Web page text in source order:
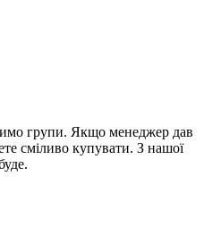
групи. Якщо менеджер дав
сміливо купувати. З нашої